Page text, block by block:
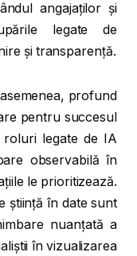
angajaților și
legate de
și transparență.
profund
pentru succesul
legate de IA
observabilă în
le prioritizează.
știință în date sunt
nuanțată a
în vizualizarea